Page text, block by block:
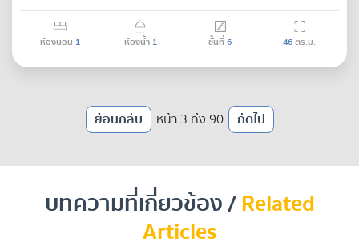
ห้องนอน 1 ห้องน้ำ 1 ชั้นที่6 46ตร.ม.
ย้อนกลับ หน้า 3 ถึง 90 ถัดไป
บทความที่เกี่ยวข้อง /Related
Articles